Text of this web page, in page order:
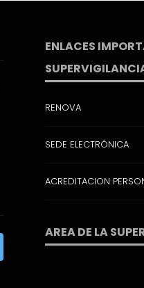
ENLACES
RENOVA
SEDE ELECTRÓNICA
ACREDITACION
AREA DE LA